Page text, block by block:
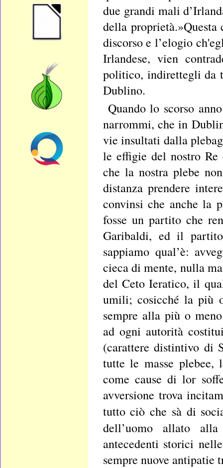
due grandi mali
della
discorso e l’elogio
Irlandese, vien
politico, indirettegli da
Dublino.
Quando lo scorso
narrommi, che in
vie insultati dalla
le effigie del nostro Re
che la nostra plebe
distanza prendere
convinsi che anche la
fosse un partito che
Garibaldi, ed il
sappiamo qual’è:
cieca di mente, nulla
del Ceto Ieratico, il
umili; cosicché la più
sempre alla più o
ad ogni autorità
(carattere distintivo di
tutte le masse
come cause di lor
avversione trova
tutto ciò che sà di
dell’uomo allato
antecedenti storici
sempre nuove antipatie